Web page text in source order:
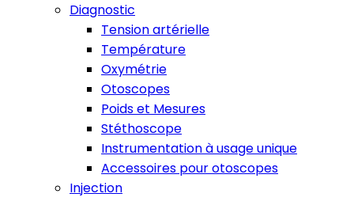
Diagnostic
Tension artérielle
Température
Oxymétrie
Otoscopes
Poids et Mesures
Stéthoscope
Instrumentation à usage unique
Accessoires pour otoscopes
Injection